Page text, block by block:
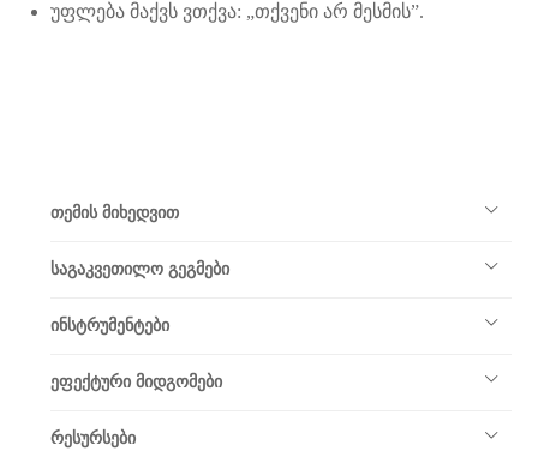
უფლება მაქვს ვთქვა: „თქვენი არ მესმის”.
თემის მიხედვით
საგაკვეთილო გეგმები
ინსტრუმენტები
ეფექტური მიდგომები
რესურსები